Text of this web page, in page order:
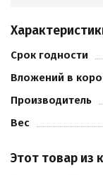
какао
кандурин
пищевой
Срок годности
Вложений в
Производитель
Вес
Этот товар из